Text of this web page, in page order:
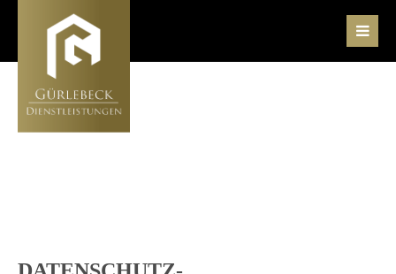
Der Eintrag "offcanvas-col1" existiert leider
nicht.
Der Eintrag "offcanvas-col2" existiert leider